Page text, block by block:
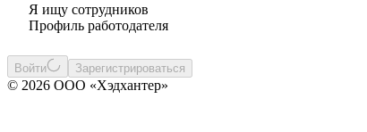
Я ищу сотрудников
Профиль работодателя
Войти Зарегистрироваться
© 2026 ООО «Хэдхантер»